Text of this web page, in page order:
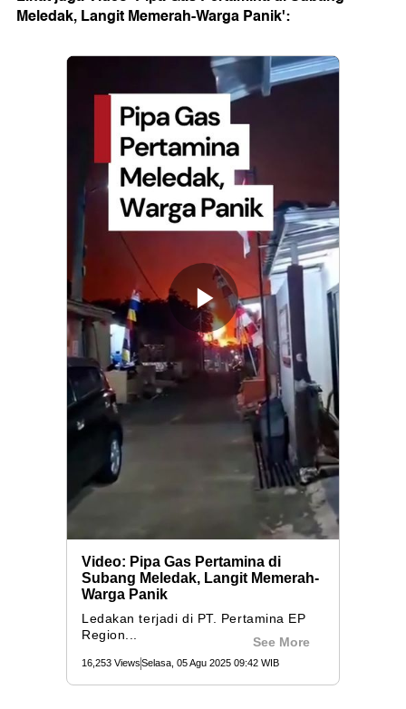
Meledak, Langit Memerah-Warga Panik':